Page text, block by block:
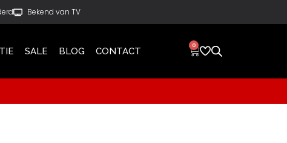
Bekend van TV
SALE BLOG CONTACT
0